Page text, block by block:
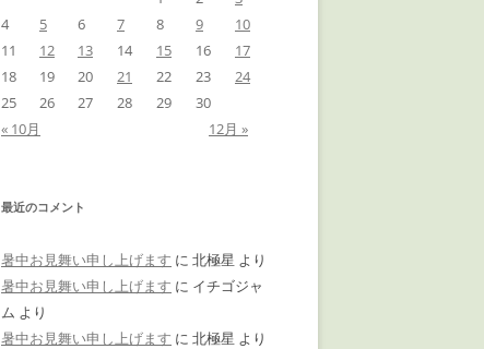
4
5 6 7 8 9
10
11
12 13 14 15 16
17
18
19 20 21 22 23
24
25
26 27 28 29
30
« 10月
12月 »
最近のコメント
暑中お見舞い申し上げます に 北極星 より
暑中お見舞い申し上げます に イチゴジャ
ム より
暑中お見舞い申し上げます に 北極星 より